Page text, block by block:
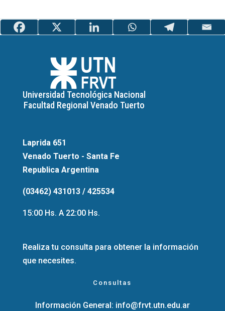
Universidad Tecnológica Nacional
Facultad Regional Venado Tuerto
Laprida 651
Venado Tuerto - Santa Fe
Republica Argentina
(03462) 431013 / 425534
15:00 Hs. A 22:00 Hs.
Realiza tu consulta para obtener la información
que necesites.
Consultas
Información General: info@frvt.utn.edu.ar